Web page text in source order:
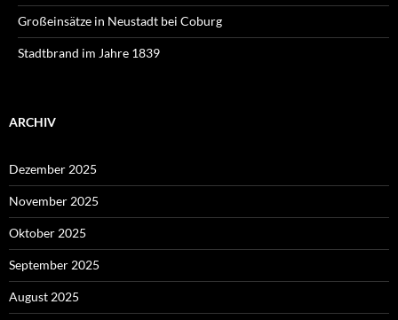
Großeinsätze in Neustadt bei Coburg
Stadtbrand im Jahre 1839
ARCHIV
Dezember 2025
November 2025
Oktober 2025
September 2025
August 2025